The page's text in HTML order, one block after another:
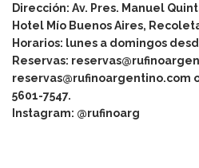
Dirección: Av. Pres. Manuel
Hotel Mío Buenos Aires,
Horarios: lunes a domingos
Reservas:
reservas@rufinoargentino.com
5601-7547.
Instagram: @rufinoarg